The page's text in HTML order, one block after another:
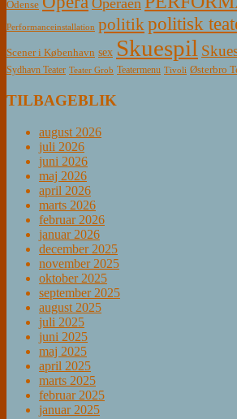
Odense
Operaen
Performanceinstallation politikpolitisk
Scener i København sex Skuespil
Sydhavn Teater Teater Grob Teatermenu Tivoli Østerbro
TILBAGEBLIK
august 2026
juli 2026
juni 2026
maj 2026
april 2026
marts 2026
februar 2026
januar 2026
december 2025
november 2025
oktober 2025
september 2025
august 2025
juli 2025
juni 2025
maj 2025
april 2025
marts 2025
februar 2025
januar 2025